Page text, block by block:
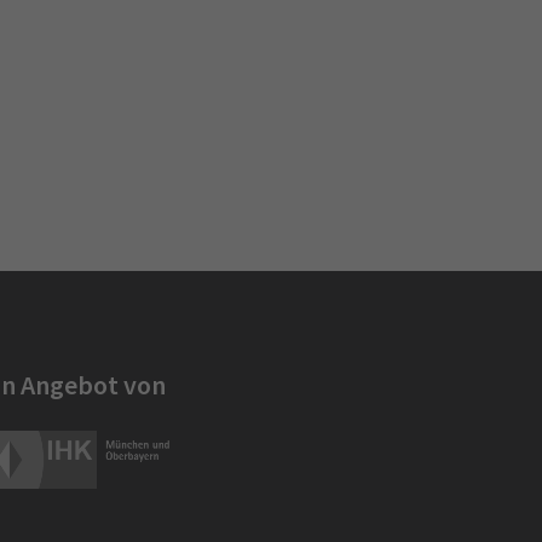
Angebot von